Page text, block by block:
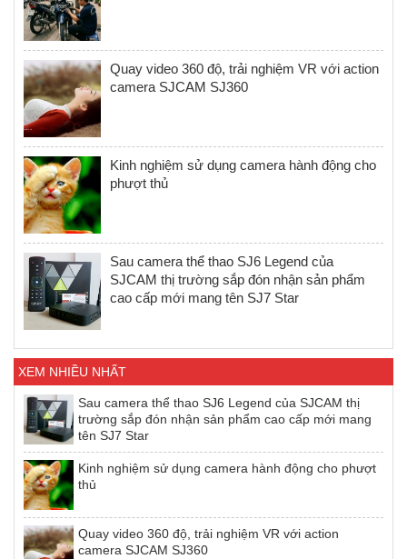
Quay video 360 độ, trải nghiệm VR với action
camera SJCAM SJ360
Kinh nghiệm sử dụng camera hành động cho
phượt thủ
Sau camera thể thao SJ6 Legend của
SJCAM thị trường sắp đón nhận sản phẩm
cao cấp mới mang tên SJ7 Star
XEM NHIỀU NHẤT
Sau camera thể thao SJ6 Legend của SJCAM thị
trường sắp đón nhận sản phẩm cao cấp mới mang
tên SJ7 Star
Kinh nghiệm sử dụng camera hành động cho phượt
thủ
Quay video 360 độ, trải nghiệm VR với action
camera SJCAM SJ360